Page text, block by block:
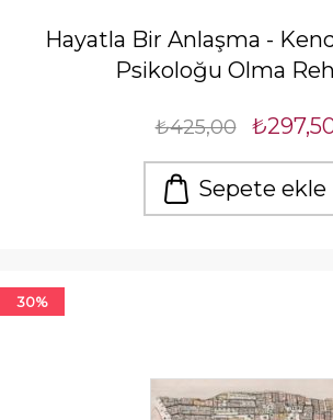
Hayatla Bir Anlaşma -
Psikoloğu Olma
₺425,00
Sepete ekle
30%